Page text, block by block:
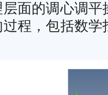
面的调心调
程，包括数